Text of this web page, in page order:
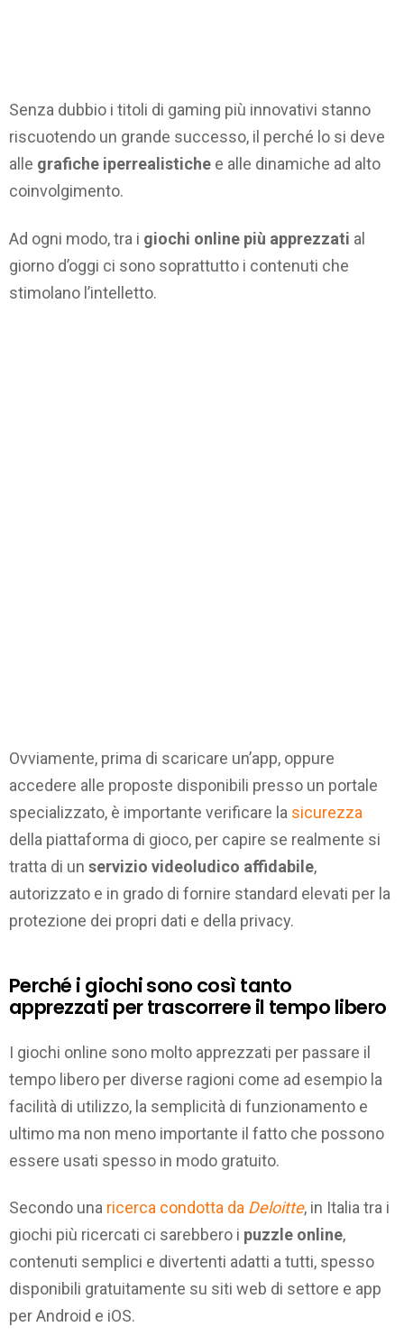
Senza dubbio i titoli di gaming più innovativi stanno
riscuotendo un grande successo, il perché lo si deve
alle grafiche iperrealistiche e alle dinamiche ad alto
coinvolgimento.
Ad ogni modo, tra i giochi online più apprezzati al
giorno d’oggi ci sono soprattutto i contenuti che
stimolano l’intelletto.
Ovviamente, prima di scaricare un’app, oppure
accedere alle proposte disponibili presso un portale
specializzato, è importante verificare la sicurezza
della piattaforma di gioco, per capire se realmente si
tratta di un servizio videoludico affidabile,
autorizzato e in grado di fornire standard elevati per la
protezione dei propri dati e della privacy.
Perché i giochi sono così tanto
apprezzati per trascorrere il tempo libero
I giochi online sono molto apprezzati per passare il
tempo libero per diverse ragioni come ad esempio la
facilità di utilizzo, la semplicità di funzionamento e
ultimo ma non meno importante il fatto che possono
essere usati spesso in modo gratuito.
Secondo una ricerca condotta da Deloitte, in Italia tra i
giochi più ricercati ci sarebbero i puzzle online,
contenuti semplici e divertenti adatti a tutti, spesso
disponibili gratuitamente su siti web di settore e app
per Android e iOS.